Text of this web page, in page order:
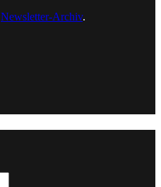
Newsletter-Archiv.